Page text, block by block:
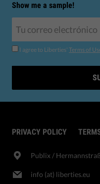
Show me a sample!
I agree to Liberties' Terms of
PRIVACY POLICY
Publix​ /
info (at) liberties.eu